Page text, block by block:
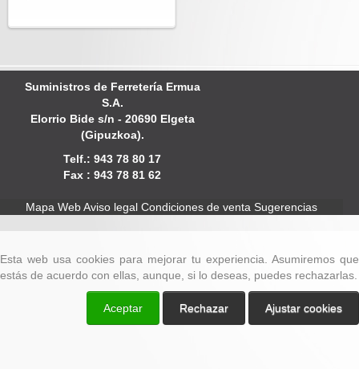
Suministros de Ferretería Ermua
S.A.
Elorrio Bide s/n - 20690 Elgeta
(Gipuzkoa).
Telf.: 943 78 80 17
Fax : 943 78 81 62
Mapa WebAviso legal Condiciones de venta Sugerencias
Esta web usa cookies para mejorar tu experiencia. Asumiremos que
estás de acuerdo con ellas, aunque, si lo deseas, puedes rechazarlas.
Aceptar Rechazar Ajustar cookies